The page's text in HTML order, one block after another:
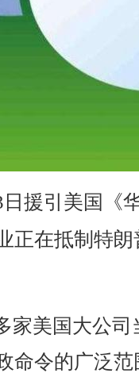
日援引美国《
正在抵制特
家美国大公
命令的广泛